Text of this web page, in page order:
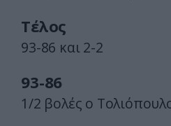
Τέλος
93-86 και 2-2
93-86
1/2 βολές ο